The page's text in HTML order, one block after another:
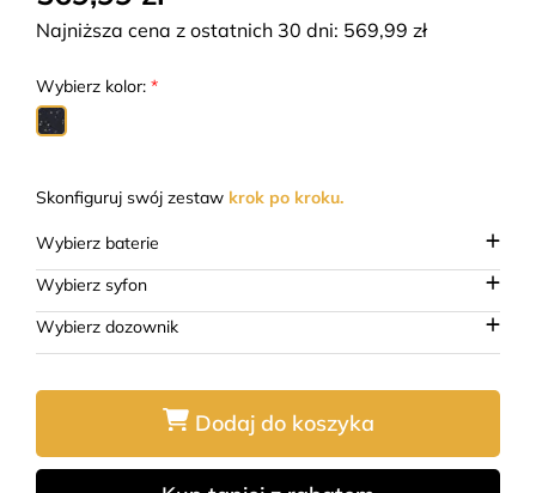
Najniższa cena z ostatnich 30 dni: 569,99 zł
Wybierz kolor: *
Skonfiguruj swój zestaw krok po kroku.
Wybierz baterie
Wybierz syfon
Wybierz dozownik
Dodaj do koszyka